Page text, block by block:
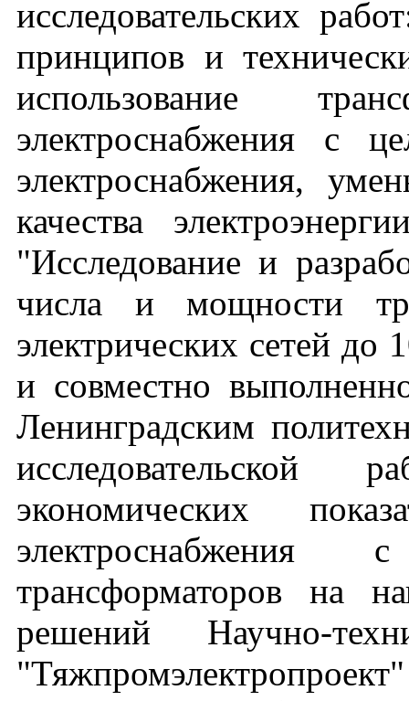
исследовательских
принципов и
использование
электроснабжения с
электроснабжения,
качества
"Исследование и
числа и мощности
электрических сетей
и совместно
Ленинградским
исследовательской
экономических
электроснабжения
трансформаторов на
решений Научно-